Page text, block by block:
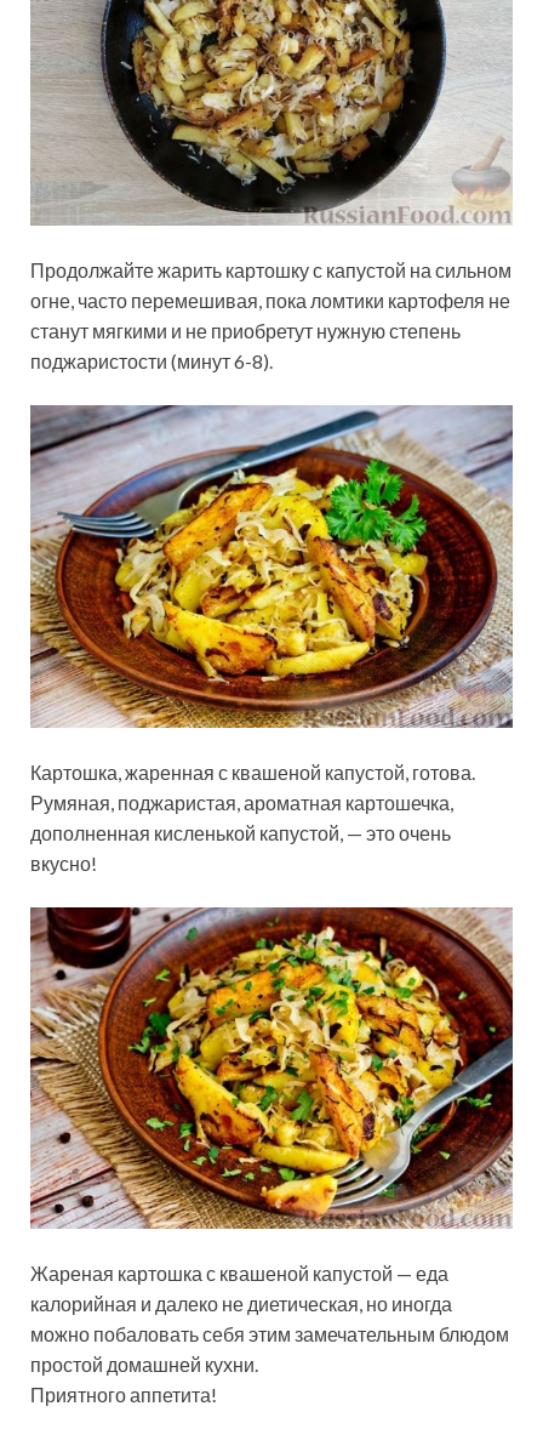
Продолжайте жарить картошку с капустой на сильном
огне, часто перемешивая, пока ломтики картофеля не
станут мягкими и не приобретут нужную степень
поджаристости (минут 6-8).
Картошка, жаренная с квашеной капустой, готова.
Румяная, поджаристая, ароматная картошечка,
дополненная кисленькой капустой, — это очень
вкусно!
Жареная картошка с квашеной капустой — еда
калорийная и далеко не диетическая, но иногда
можно побаловать себя этим замечательным блюдом
простой домашней кухни.
Приятного аппетита!